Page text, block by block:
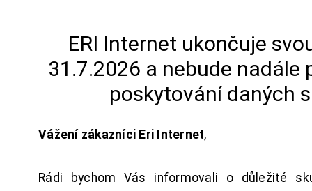
ERI Internet ukončuje
31.7.2026 a nebude nadále
poskytování daných
Vážení zákazníci Eri Internet,
Rádi bychom Vás informovali o důležité